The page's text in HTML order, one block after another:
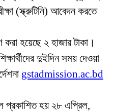
(স্ক্রুটিনি) আবেদন করতে
করা হয়েছে ২ হাজার টাকা।
দুইদিন সময় দেওয়া
gstadmission.ac.bd
প্রকাশিত হয় ২৮ এপ্রিল,